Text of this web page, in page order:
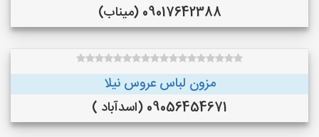
09017642388 (میناب)
مزون لباس عروس نیلا
09056454671 (اسدآباد )